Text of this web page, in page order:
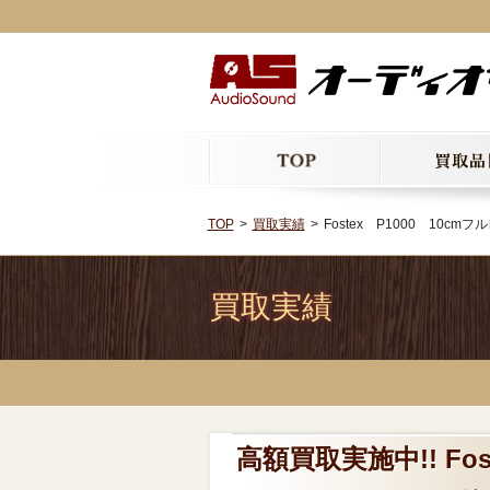
TOP 買取実績 Fostex P1000 10cmフル
買取実績
高額買取実施中!!